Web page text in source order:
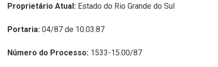
Proprietário Atual: Estado do Rio Grande do Sul
Portaria: 04/87 de 10.03.87
Número do Processo: 1533-15.00/87